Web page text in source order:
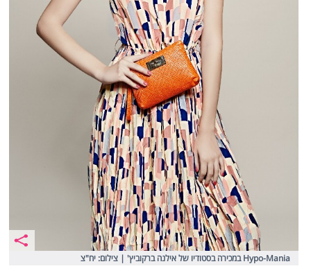
Hypo-Mania במכירה בסטודיו של אילנה ברקוביץ' | צילום: יח"צ